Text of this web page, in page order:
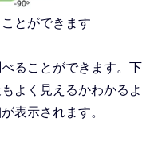
とができます
ることができます。下
よく見えるかわかるよ
表示されます。